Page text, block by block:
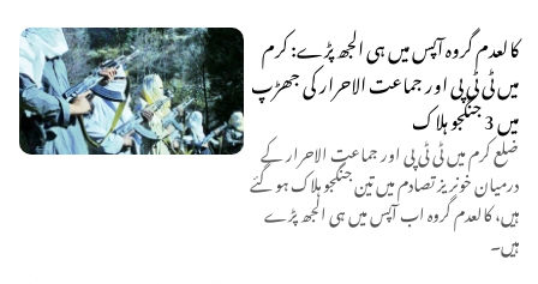
کالعدم گروہ آپس میں ہی الجھ پڑے: کرم
میں ٹی ٹی پی اور جماعت الاحرار کی جھڑپ
میں 3 جنگجو ہلاک
ضلع کرم میں ٹی ٹی پی اور جماعت الاحرار کے
درمیان خونریز تصادم میں تین جنگجو ہلاک ہو گئے
ہیں، کالعدم گروہ اب آپس میں ہی الجھ پڑے
ہیں۔